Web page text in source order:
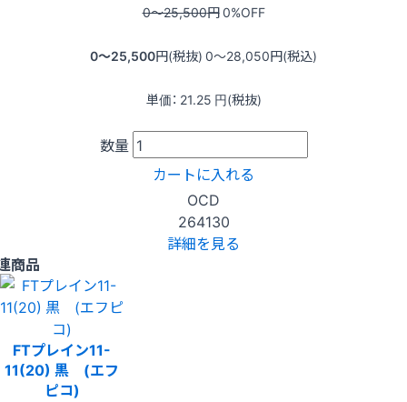
0〜25,500円0%OFF
0〜25,500円(税抜) 0〜28,050円(税込)
単価： 21.25 円(税抜)
数量
カートに入れる
OCD
264130
詳細を見る
商品
FTプレイン11-
11(20) 黒 (エフ
ピコ)